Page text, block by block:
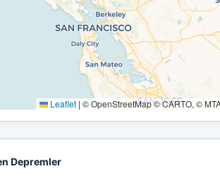
Leaflet | © OpenStreetMap © CARTO, ©
Depremler